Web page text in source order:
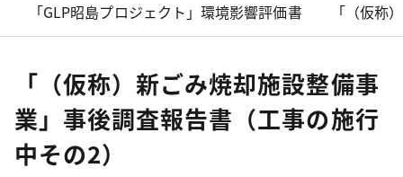
「GLP昭島プロジェクト」環境影響評価書 「（仮称
「（仮称）新ごみ焼却施設整備事
業」事後調査報告書（工事の施行
中その2）